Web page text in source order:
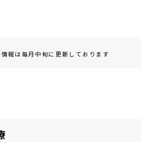
報は毎月中旬に更新しております